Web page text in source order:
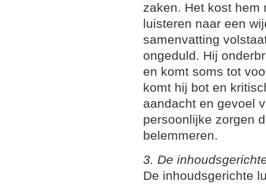
zaken. Het kost hem
luisteren naar een
samenvatting
ongeduld. Hij
en komt soms tot
komt hij bot en
aandacht en gevoel
persoonlijke zorgen
belemmeren.
3. De
De inhoudsgerichte